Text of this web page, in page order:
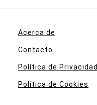
Acerca de
Contacto
Política de Privacidad
Política de Cookies